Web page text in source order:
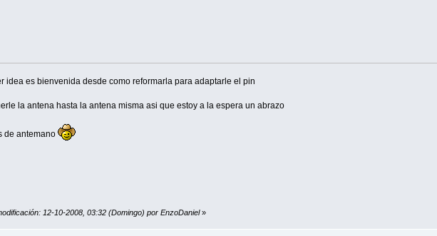
idea es bienvenida desde como reformarla para adaptarle el pin
la antena hasta la antena misma asi que estoy a la espera un abrazo
de antemano
12-10-2008, 03:32 (Domingo) por EnzoDaniel»